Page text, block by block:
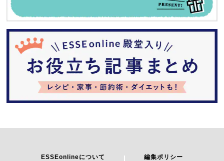
ESSEonlineについて 編集ポリシー